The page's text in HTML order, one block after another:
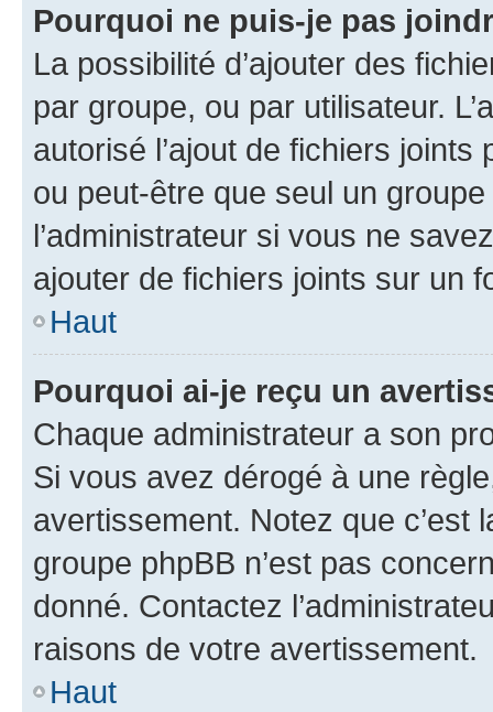
Pourquoi ne puis-je pas
La possibilité d’ajouter des
par groupe, ou par utilisateur.
autorisé l’ajout de fichiers
ou peut-être que seul un
l’administrateur si vous ne
ajouter de fichiers joints sur un
Haut
Pourquoi ai-je reçu un
Chaque administrateur a son
Si vous avez dérogé à une
avertissement. Notez que c’est
groupe phpBB n’est pas
donné. Contactez
raisons de votre avertissement.
Haut